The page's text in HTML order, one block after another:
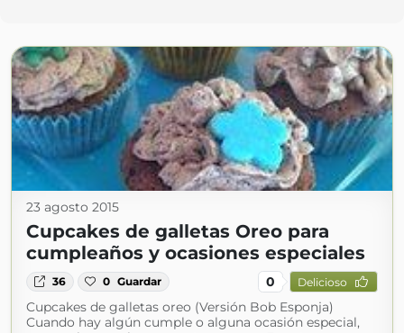
23 agosto 2015
Cupcakes de galletas Oreo para
cumpleaños y ocasiones especiales
36 0 Guardar 0 Delicioso
Cupcakes de galletas oreo (Versión Bob Esponja)
Cuando hay algún cumple o alguna ocasión especial,